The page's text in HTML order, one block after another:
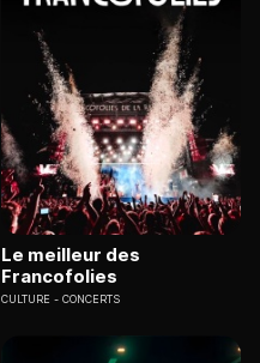
Le meilleur des
Francofolies
CULTURE CONCERTS